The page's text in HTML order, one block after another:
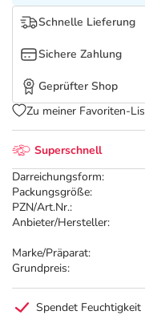
Superschnell
Darreichungsform:
Packungsgröße:
PZN/Art.Nr.:
Anbieter/Hersteller:
Marke/Präparat:
Grundpreis:
Schnelle Lieferung
Sichere Zahlung
Geprüfter Shop
Zu meiner Favoriten-
Spendet Feuchtigkeit